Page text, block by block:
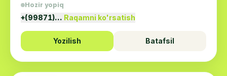
Hozir yopiq
+(99871)… Raqamni ko'rsatish
Yozilish Batafsil